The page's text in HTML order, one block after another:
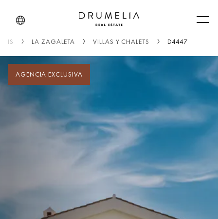
LA ZAGALETA VILLAS Y CHALETS D4447
AGENCIA EXCLUSIVA